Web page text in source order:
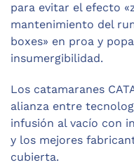
para evitar el efecto
mantenimiento del
boxes» en proa y
insumergibilidad.
Los catamaranes
alianza entre
infusión al vacío con
y los mejores
cubierta.